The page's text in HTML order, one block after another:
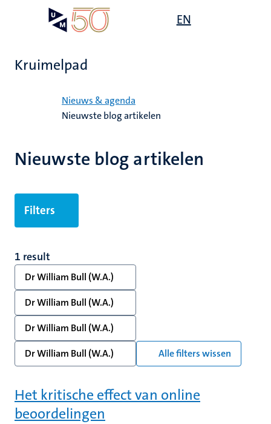
inhoud
EN
Kruimelpad
Nieuws & agenda
Nieuwste blog artikelen
Nieuwste blog artikelen
Filters
1 result
Dr William Bull (W.A.)
Dr William Bull (W.A.)
Dr William Bull (W.A.)
Dr William Bull (W.A.)
Alle filters wissen
Het kritische effect van online
beoordelingen